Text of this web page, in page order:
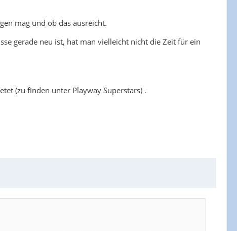
mag und ob das ausreicht.
gerade neu ist, hat man vielleicht nicht die Zeit für ein
(zu finden unter Playway Superstars) .